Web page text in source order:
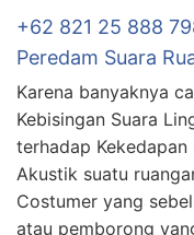
+62 821 25 888
Peredam Suara
Karena banyaknya
Kebisingan Suara
terhadap Kekedapan
Akustik suatu
Costumer yang
atau pemborong